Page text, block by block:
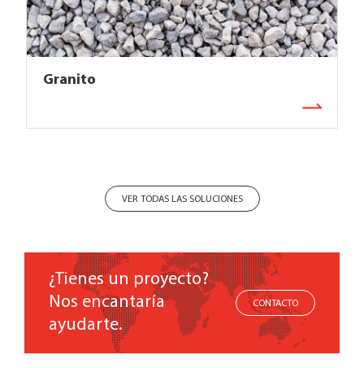
Granito
VER TODAS LAS SOLUCIONES
¿Tienes un proyecto?
Nos encantaría
ayudarte.
CONTACTO